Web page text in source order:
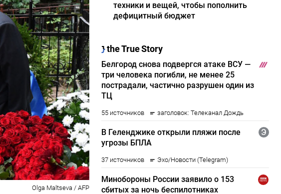
Olga Maltseva / AFP
техники и вещей, чтобы пополнить
дефицитный бюджет